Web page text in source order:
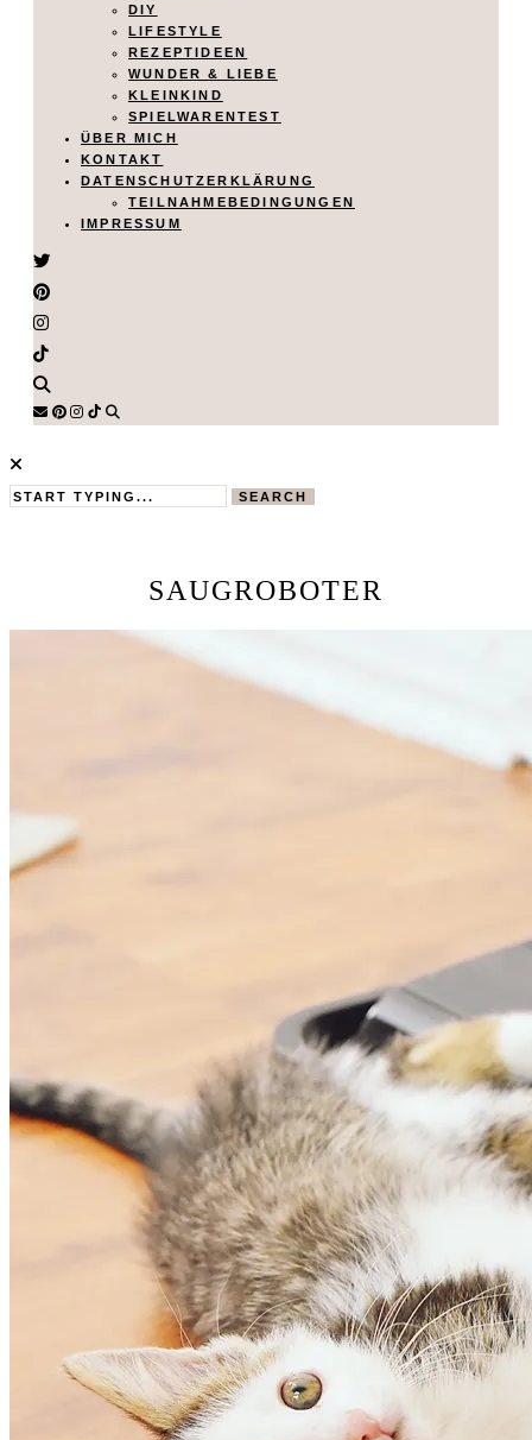
DIY
LIFESTYLE
REZEPTIDEEN
WUNDER & LIEBE
KLEINKIND
SPIELWARENTEST
ÜBER MICH
KONTAKT
DATENSCHUTZERKLÄRUNG
TEILNAHMEBEDINGUNGEN
IMPRESSUM
SEARCH
SAUGROBOTER